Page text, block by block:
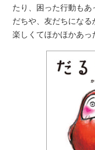
たり、困った行動も
だちや、友だちになる
楽しくてほかほかあっ